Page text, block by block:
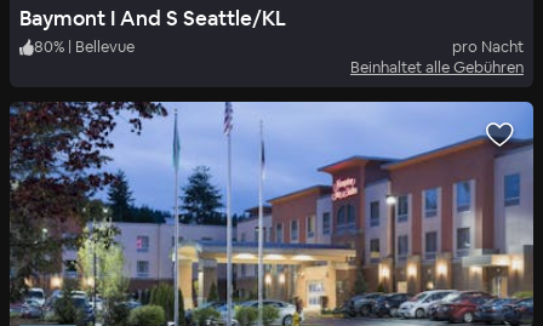
Baymont I And S Seattle/KL
80% | Bellevue
pro Nacht
Beinhaltet alle Gebühren